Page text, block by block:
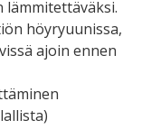
lämmitettäväksi.
höyryuunissa,
ajoin ennen